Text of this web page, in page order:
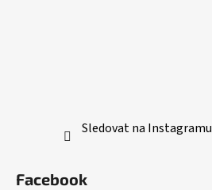
Sledovat na Instagramu
Facebook